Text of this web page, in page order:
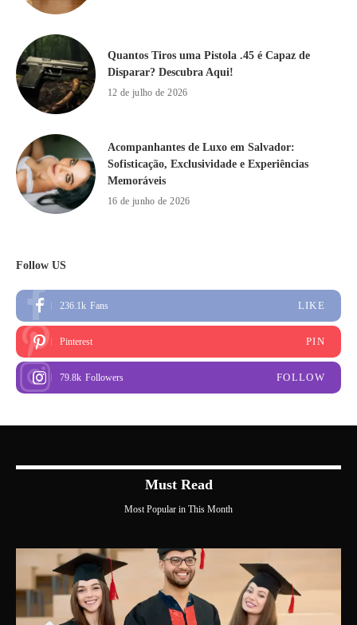
Quantos Tiros uma Pistola .45 é Capaz de
Disparar? Descubra Aqui!
12 de julho de 2026
Acompanhantes de Luxo em Salvador:
Sofisticação, Exclusividade e Experiências
Memoráveis
16 de junho de 2026
Follow US
236.1k Fans LIKE
Pinterest PIN
79.8k Followers FOLLOW
Must Read
Most Popular in This Month